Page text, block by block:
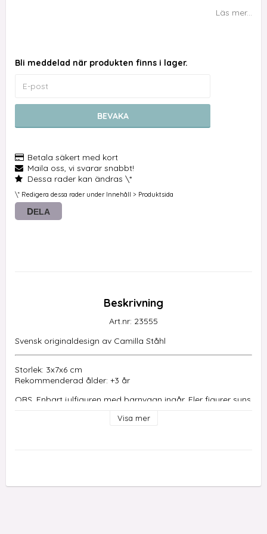
Läs mer...
Bli meddelad när produkten finns i lager.
BEVAKA
Betala säkert med kort
Maila oss, vi svarar snabbt!
Dessa rader kan ändras \*
\* Redigera dessa rader under Innehåll > Produktsida
DELA
Beskrivning
Art.nr: 23555
Svensk originaldesign av Camilla Ståhl
Storlek: 3x7x6 cm
Rekommenderad ålder: +3 år
OBS. Enbart julfiguren med barnvagn ingår. Fler figurer syns
Visa mer